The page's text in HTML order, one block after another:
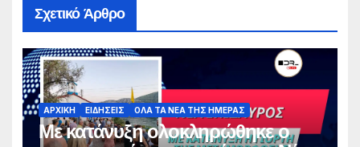
Σχετικό Άρθρο
ΑΡΧΙΚΗ ΕΙΔΗΣΕΙΣ ΟΛΑ ΤΑ ΝΕΑ ΤΗΣ ΗΜΕΡΑΣ
Με κατάνυξη ολοκληρώθηκε ο